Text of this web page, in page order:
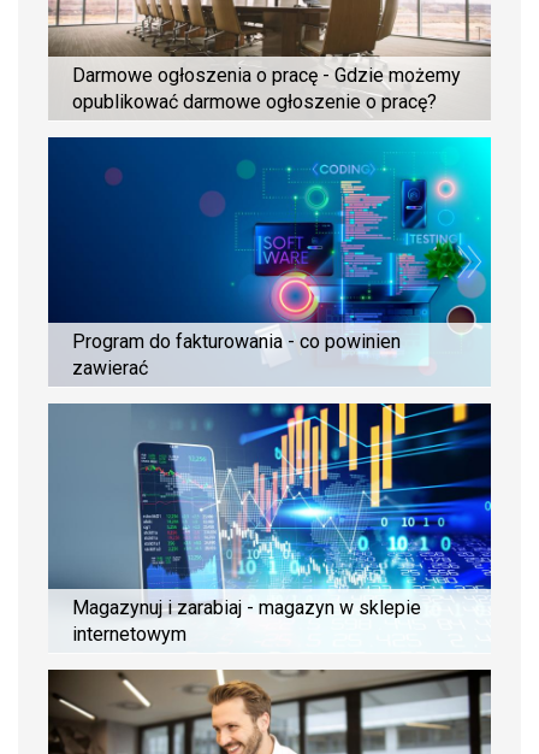
Darmowe ogłoszenia o pracę - Gdzie możemy
opublikować darmowe ogłoszenie o pracę?
Program do fakturowania - co powinien
zawierać
Magazynuj i zarabiaj - magazyn w sklepie
internetowym